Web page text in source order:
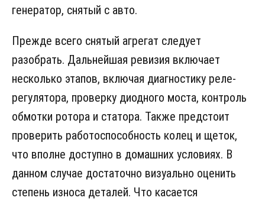
генератор, снятый с авто.
Прежде всего снятый агрегат следует
разобрать. Дальнейшая ревизия включает
несколько этапов, включая диагностику реле-
регулятора, проверку диодного моста, контроль
обмотки ротора и статора. Также предстоит
проверить работоспособность колец и щеток,
что вполне доступно в домашних условиях. В
данном случае достаточно визуально оценить
степень износа деталей. Что касается